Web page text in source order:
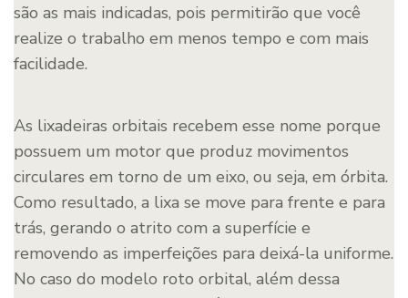
são as mais indicadas, pois permitirão que você
realize o trabalho em menos tempo e com mais
facilidade.
As lixadeiras orbitais recebem esse nome porque
possuem um motor que produz movimentos
circulares em torno de um eixo, ou seja, em órbita.
Como resultado, a lixa se move para frente e para
trás, gerando o atrito com a superfície e
removendo as imperfeições para deixá-la uniforme.
No caso do modelo roto orbital, além dessa